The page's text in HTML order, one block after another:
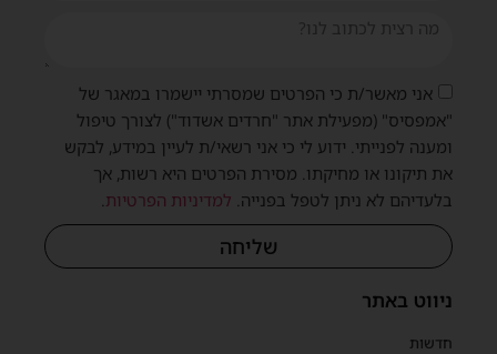
ניווט באתר
חדשות
אני מאשר/ת כי הפרטים שמסרתי יישמרו במאגר של
"אמפסיס" (מפעילת אתר "חרדים אשדוד") לצורך טיפול
ומענה לפנייתי. ידוע לי כי אני רשאי/ת לעיין במידע, לבקש
את תיקונו או מחיקתו. מסירת הפרטים היא רשות, אך
בלעדיהם לא ניתן לטפל בפנייה. למדיניות הפרטיות
שליחה